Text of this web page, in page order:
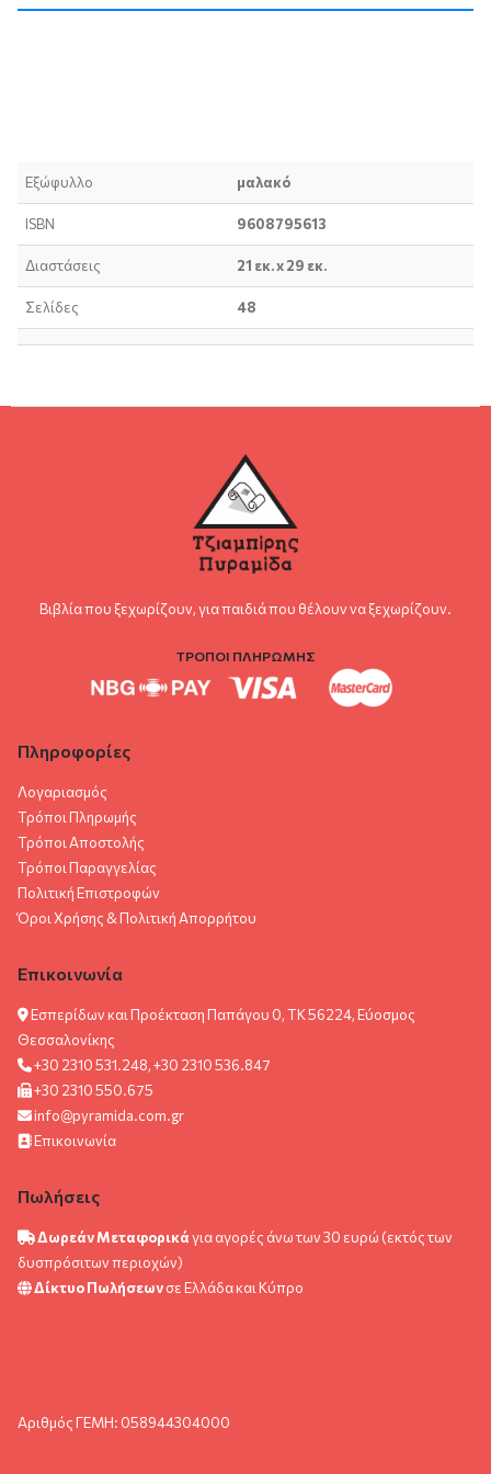
Εξώφυλλο μαλακό
ISBN 9608795613
Διαστάσεις 21 εκ. x 29 εκ.
Σελίδες 48
Βιβλία που ξεχωρίζουν, για παιδιά που θέλουν να ξεχωρίζουν.
ΤΡΟΠΟΙ ΠΛΗΡΩΜΗΣ
Πληροφορίες
Λογαριασμός
Τρόποι Πληρωμής
Τρόποι Αποστολής
Τρόποι Παραγγελίας
Πολιτική Επιστροφών
Όροι Χρήσης & Πολιτική Aπορρήτου
Επικοινωνία
Εσπερίδων και Προέκταση Παπάγου 0, ΤΚ 56224, Εύοσμος
Θεσσαλονίκης
+30 2310 531.248, +30 2310 536.847
+30 2310 550.675
info@pyramida.com.gr
Επικοινωνία
Πωλήσεις
Δωρεάν Μεταφορικάγια αγορές άνω των 30 ευρώ (εκτός των
δυσπρόσιτων περιοχών)
Δίκτυο Πωλήσεωνσε Ελλάδα και Κύπρο
Αριθμός ΓΕΜΗ: 058944304000